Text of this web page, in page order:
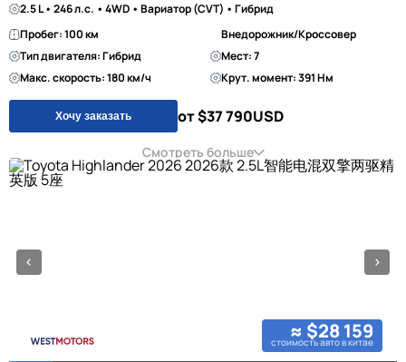
2.5 L • 246 л.с. • 4WD • Вариатор (CVT) • Гибрид
Пробег: 100 км
Внедорожник/Кроссовер
Тип двигателя: Гибрид
Мест: 7
Макс. скорость: 180 км/ч
Крут. момент: 391 Нм
Хочу заказать от $37 790USD
Смотреть больше
≈ $28 159
стоимость авто в китае